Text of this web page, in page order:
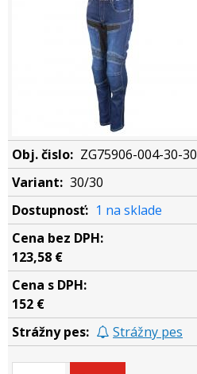
ZG75906-004-30-30
30/30
1 na sklade
123,58 €
152 €
Strážny pes